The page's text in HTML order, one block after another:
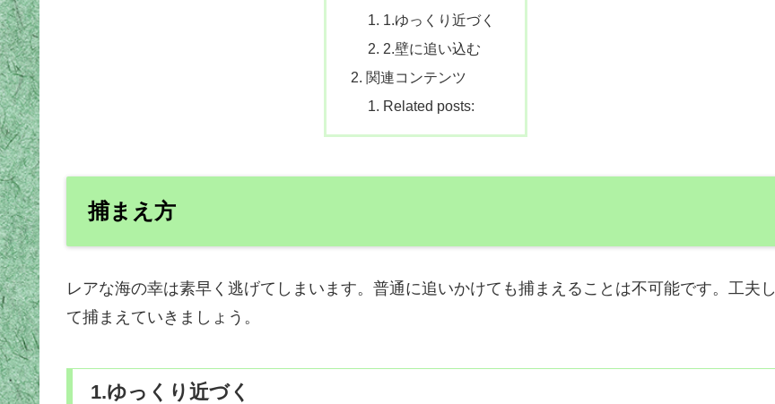
1.ゆっくり近づく
2.壁に追い込む
関連コンテンツ
Related posts:
捕まえ方
レアな海の幸は素早く逃げてしまいます。普通に追いかけても捕まえることは不可能です。工夫し
て捕まえていきましょう。
1.ゆっくり近づく